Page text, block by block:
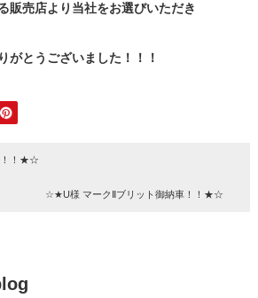
販売店より当社をお選びいただき
がとうございました！！！
！！★☆
☆★U様 マークⅡブリット御納車！！★☆